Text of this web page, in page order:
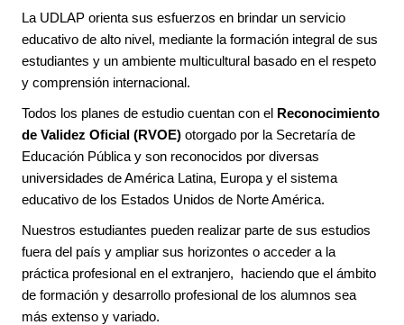
La UDLAP orienta sus esfuerzos en brindar un servicio
educativo de alto nivel, mediante la formación integral de sus
estudiantes y un ambiente multicultural basado en el respeto
y comprensión internacional.
Todos los planes de estudio cuentan con el Reconocimiento
de Validez Oficial (RVOE) otorgado por la Secretaría de
Educación Pública y son reconocidos por diversas
universidades de América Latina, Europa y el sistema
educativo de los Estados Unidos de Norte América.
Nuestros estudiantes pueden realizar parte de sus estudios
fuera del país y ampliar sus horizontes o acceder a la
práctica profesional en el extranjero, haciendo que el ámbito
de formación y desarrollo profesional de los alumnos sea
más extenso y variado.